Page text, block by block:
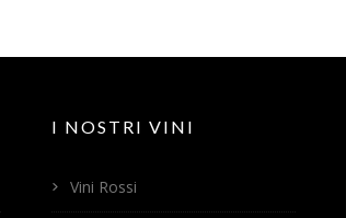
I NOSTRI VINI
Vini Rossi